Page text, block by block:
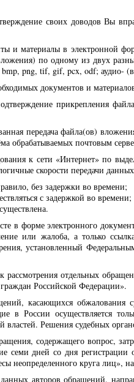
своих доводов Вы
и материалы в электронной
по одному из двух
png, tif, gif, pcx, odf; аудио-
документов и
прикрепления
передача файла(ов)
обрабатываемых почтовым
к сети «Интернет» по
скорости передачи
без задержки во времени;
с задержкой во времени;
в форме электронного
или жалоба, а только
установленный
отдельных
Российской Федерации».
касающихся обжалования
в России осуществляется
властей. Решения судебных
содержащего вопрос,
семи дней со дня регистрации
неопределенного круга лиц»,
авторов обращений,